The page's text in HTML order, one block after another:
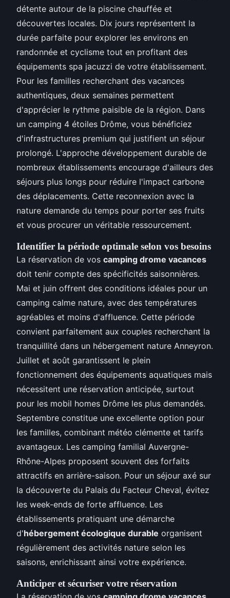
détente autour de la piscine chauffée et
découvertes locales. Dix jours représentent la
durée parfaite pour explorer les environs en
randonnée et cyclisme tout en profitant des
équipements spa jacuzzi de votre établissement.
Pour les familles recherchant des vacances
authentiques, deux semaines permettent
d'apprécier le rythme paisible de la région. Dans
un camping 4 étoiles Drôme, vous bénéficiez
d'infrastructures premium qui justifient un séjour
prolongé. L'approche développement durable de
nombreux établissements encourage d'ailleurs des
séjours plus longs pour réduire l'impact carbone
des déplacements. Cette reconnexion avec la
nature demande du temps pour porter ses fruits
et vous procurer un véritable ressourcement.
Identifier la période optimale selon vos besoins
La réservation de vos camping drome vacances
doit tenir compte des spécificités saisonnières.
Mai et juin offrent des conditions idéales pour un
camping calme nature, avec des températures
agréables et moins d'affluence. Cette période
convient parfaitement aux couples recherchant la
tranquillité dans un hébergement nature Anneyron.
Juillet et août garantissent le plein
fonctionnement des équipements aquatiques mais
nécessitent une réservation anticipée, surtout
pour les mobil homes Drôme les plus demandés.
Septembre constitue une excellente option pour
les familles, combinant météo clémente et tarifs
avantageux. Les camping familial Auvergne-
Rhône-Alpes proposent souvent des forfaits
attractifs en arrière-saison. Pour un séjour axé sur
la découverte du Palais du Facteur Cheval, évitez
les week-ends de forte affluence. Les
établissements pratiquant une démarche
d'hébergement écologique durable organisent
régulièrement des activités nature selon les
saisons, enrichissant ainsi votre expérience.
Anticiper et sécuriser votre réservation